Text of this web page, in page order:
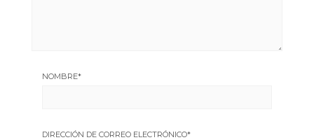
NOMBRE*
DIRECCIÓN DE CORREO ELECTRÓNICO*